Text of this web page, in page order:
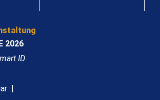
2026
ID
|